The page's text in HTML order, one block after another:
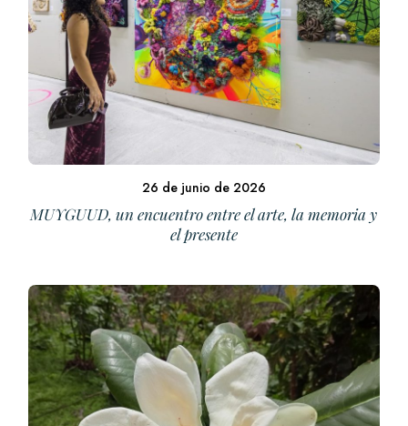
26 de junio de 2026
MUYGUUD, un encuentro entre el arte, la memoria y
el presente